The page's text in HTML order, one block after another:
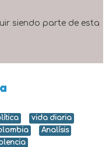
siendo parte de esta
vida diaria
Analísis